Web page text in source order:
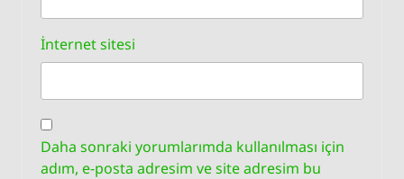
İnternet sitesi
Daha sonraki yorumlarımda kullanılması için
adım, e-posta adresim ve site adresim bu